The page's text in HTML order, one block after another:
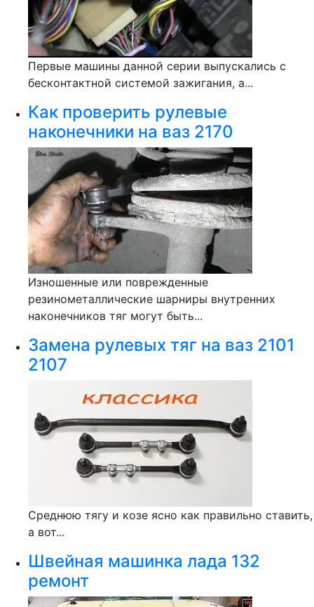
Первые машины данной серии выпускались с
бесконтактной системой зажигания, а...
Как проверить рулевые
наконечники на ваз 2170
Изношенные или поврежденные
резинометаллические шарниры внутренних
наконечников тяг могут быть...
Замена рулевых тяг на ваз 2101
2107
Среднюю тягу и козе ясно как правильно ставить,
а вот...
Швейная машинка лада 132
ремонт